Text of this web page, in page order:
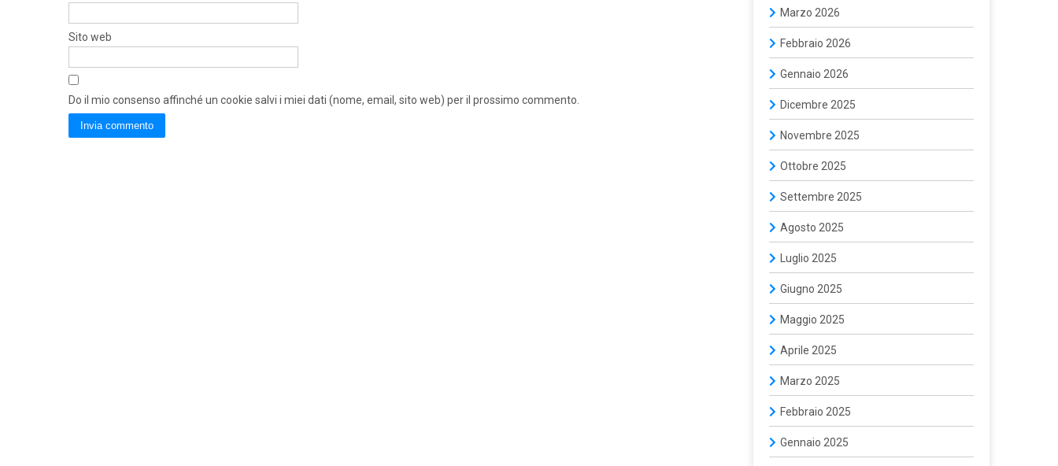
Sito web
Do il mio consenso affinché un cookie salvi i miei dati (nome, email, sito web) per il prossimo commento.
Marzo 2026
Febbraio 2026
Gennaio 2026
Dicembre 2025
Novembre 2025
Ottobre 2025
Settembre 2025
Agosto 2025
Luglio 2025
Giugno 2025
Maggio 2025
Aprile 2025
Marzo 2025
Febbraio 2025
Gennaio 2025